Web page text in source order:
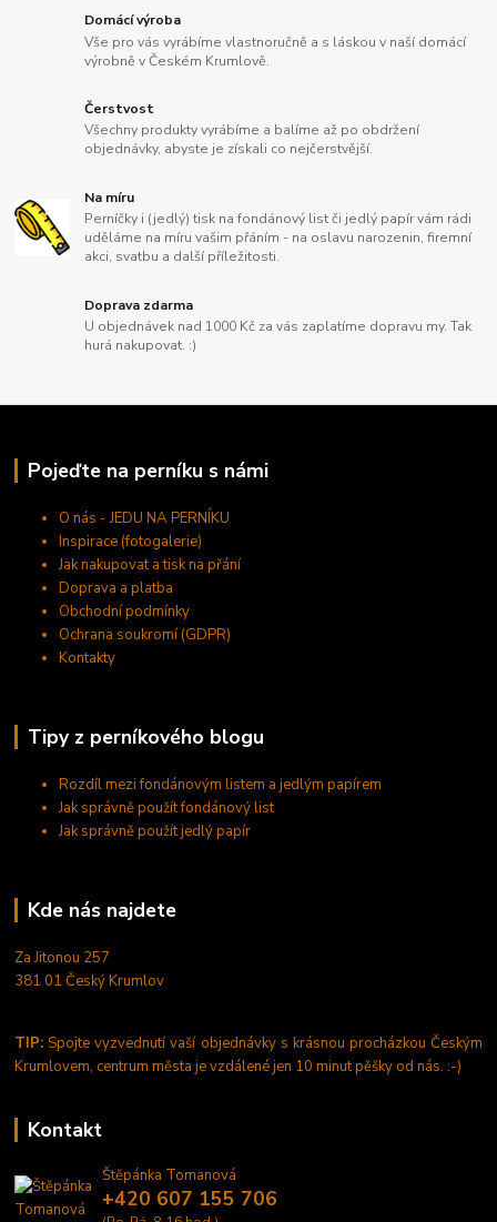
Domácí výroba
Vše pro vás vyrábíme vlastnoručně a s láskou v naší domácí
výrobně v Českém Krumlově.
Čerstvost
Všechny produkty vyrábíme a balíme až po obdržení
objednávky, abyste je získali co nejčerstvější.
Na míru
Perníčky i (jedlý) tisk na fondánový list či jedlý papír vám rádi
uděláme na míru vašim přáním - na oslavu narozenin, firemní
akci, svatbu a další příležitosti.
Doprava zdarma
U objednávek nad 1000 Kč za vás zaplatíme dopravu my. Tak
hurá nakupovat. :)
Pojeďte na perníku s námi
O nás - JEDU NA PERNÍKU
Inspirace (fotogalerie)
Jak nakupovat a tisk na přání
Doprava a platba
Obchodní podmínky
Ochrana soukromí (GDPR)
Kontakty
Tipy z perníkového blogu
Rozdíl mezi fondánovým listem a jedlým papírem
Jak správně použít fondánový list
Jak správně použít jedlý papír
Kde nás najdete
Za Jitonou 257
381 01 Český Krumlov
TIP: Spojte vyzvednutí vaší objednávky s krásnou procházkou Českým
Krumlovem, centrum města je vzdálené jen 10 minut pěšky od nás. :-)
Kontakt
Štěpánka Tomanová
+420 607 155 706